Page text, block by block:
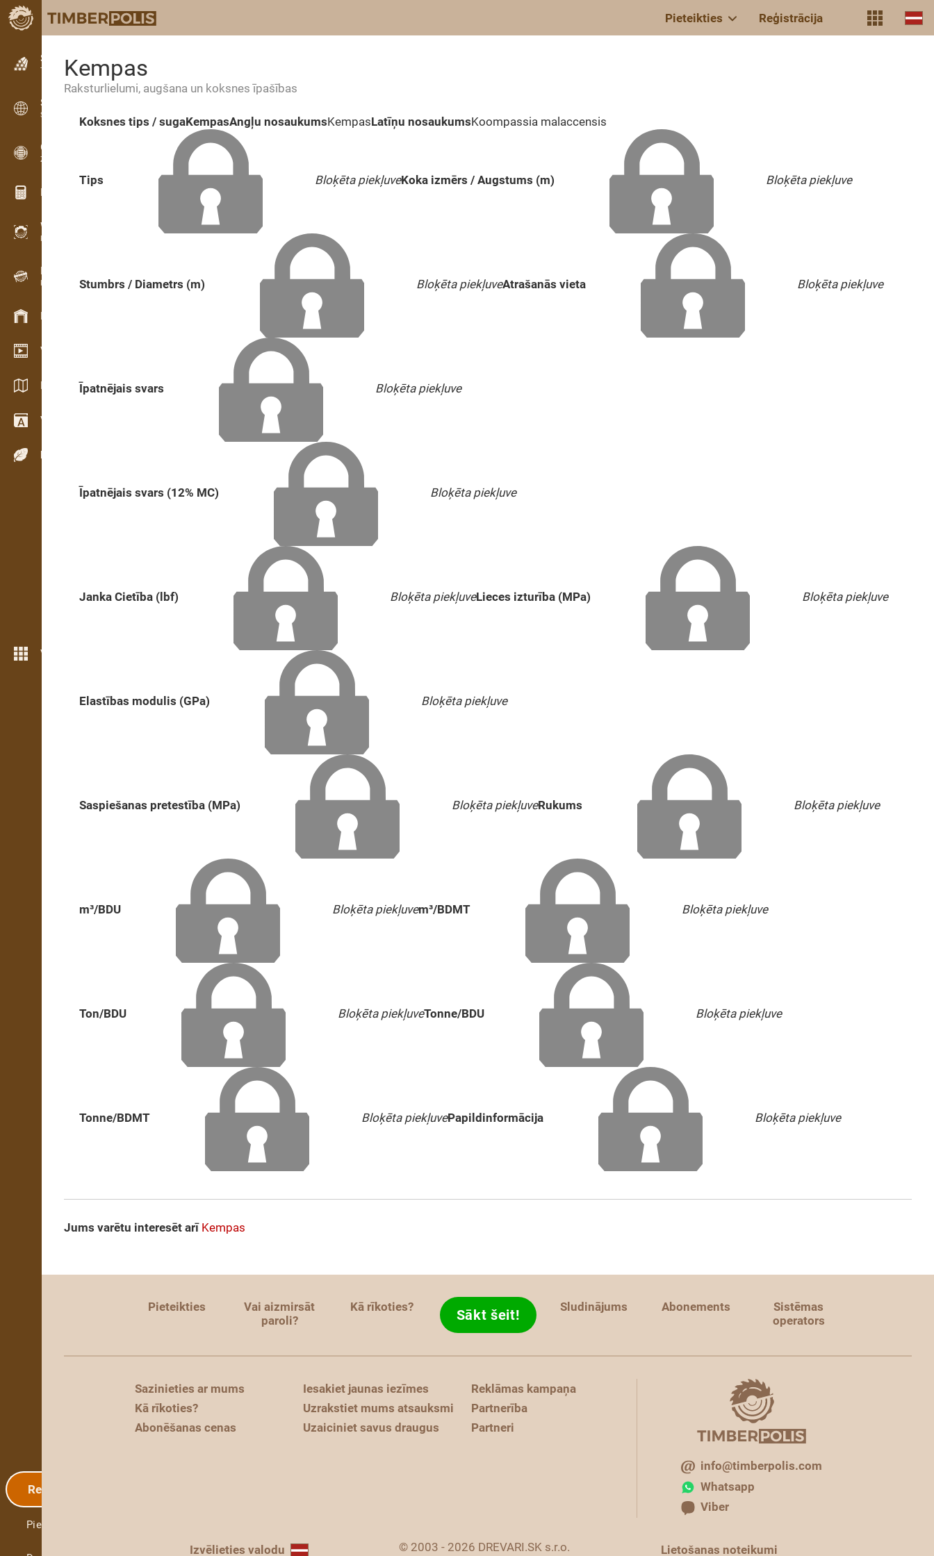
Pieteikties Reģistrācija
Sludinājumi
Teksta sludinājumi
Sludinājumi
Starptautiskie sludinājumi
OPTI-TIMB
Zāģēšanas shēmas
Koksnes kalkulatori
WoodProfi
Koksnes tilpums ar AI
Datu reģistrators
Koksnes uzskaite uz vietas
Krājumu vadība
Video telpa
Katalogi / Brošūras
Vārdnīca
Koku sugas
Vairāk iezīmju
Reģistrācija
Pieteikties
Kempas
Raksturlielumi, augšana un koksnes īpašības
Koksnes tips / sugaKempasAngļu nosaukumsKempasLatīņu nosaukumsKoompassia malaccensis
Tips Bloķēta piekļuveKoka izmērs / Augstums (m) Bloķēta piekļuve
Stumbrs / Diametrs (m) Bloķēta piekļuveAtrašanās vieta Bloķēta piekļuve
Īpatnējais svars Bloķēta piekļuve
Īpatnējais svars (12% MC) Bloķēta piekļuve
Janka Cietība (lbf) Bloķēta piekļuveLieces izturība (MPa) Bloķēta piekļuve
Elastības modulis (GPa) Bloķēta piekļuve
Saspiešanas pretestība (MPa) Bloķēta piekļuveRukums Bloķēta piekļuve
m³/BDU Bloķēta piekļuvem³/BDMT Bloķēta piekļuve
Ton/BDU Bloķēta piekļuveTonne/BDU Bloķēta piekļuve
Tonne/BDMT Bloķēta piekļuvePapildinformācija Bloķēta piekļuve
Jums varētu interesēt arī Kempas
Pieteikties
Vai aizmirsāt
paroli?
Kā rīkoties? Sākt šeit! Sludinājums Abonements
Sistēmas
operators
Sazinieties ar mums
Kā rīkoties?
Abonēšanas cenas
Iesakiet jaunas iezīmes
Uzrakstiet mums atsauksmi
Uzaiciniet savus draugus
Reklāmas kampaņa
Partnerība
Partneri
info@timberpolis.com
Whatsapp
Viber
Izvēlieties valodu © 2003 - 2026 DREVARI.SK s.r.o. Lietošanas noteikumi